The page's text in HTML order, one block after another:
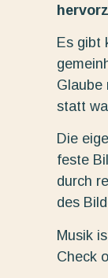
Es gibt
Glaube
statt
Die
feste
durch
des
Musik
Check